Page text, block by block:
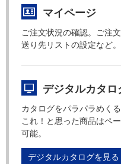
マイページ
ご注文状況の確認。ご注
送り先リストの設定など。
デジタルカタロ
カタログをパラパラめく
これ！と思った商品はペ
可能。
デジタルカタログを見る